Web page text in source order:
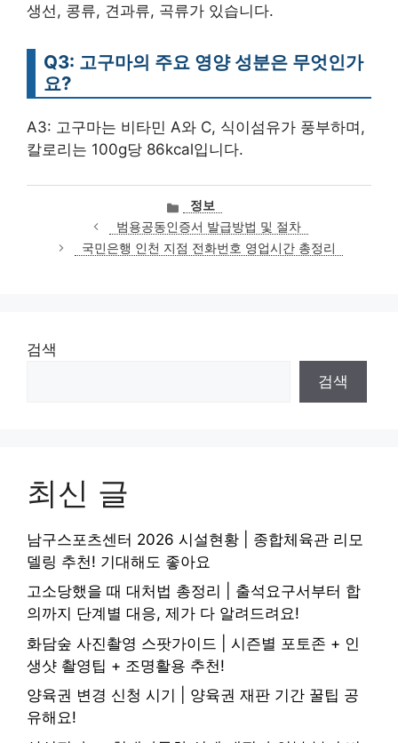
생선, 콩류, 견과류, 곡류가 있습니다.
Q3: 고구마의 주요 영양 성분은 무엇인가
요?
A3: 고구마는 비타민 A와 C, 식이섬유가 풍부하며,
칼로리는 100g당 86kcal입니다.
카
테
고
리
정보
범용공동인증서 발급방법 및 절차
국민은행 인천 지점 전화번호 영업시간 총정리
검색
검색
최신 글
남구스포츠센터 2026 시설현황 | 종합체육관 리모
델링 추천! 기대해도 좋아요
고소당했을 때 대처법 총정리 | 출석요구서부터 합
의까지 단계별 대응, 제가 다 알려드려요!
화담숲 사진촬영 스팟가이드 | 시즌별 포토존 + 인
생샷 촬영팁 + 조명활용 추천!
양육권 변경 신청 시기 | 양육권 재판 기간 꿀팁 공
유해요!